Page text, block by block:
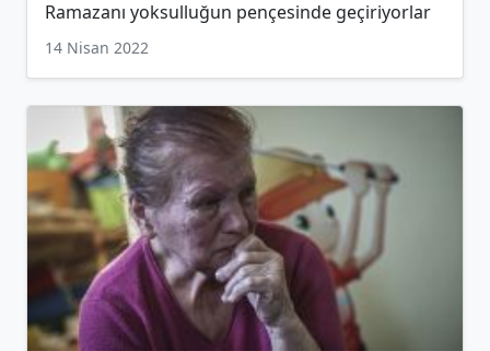
Ramazanı yoksulluğun pençesinde geçiriyorlar
14 Nisan 2022